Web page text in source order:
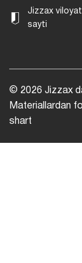
Jizzax
sayti
© 2026 Jizzax
Materiallardan
shart